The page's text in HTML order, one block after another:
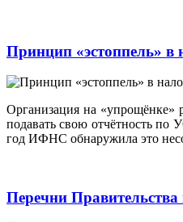
Принцип «эстоппель» в
Организация на «упрощёнке»
подавать свою отчётность по
год ИФНС обнаружила это
Перечни Правительства